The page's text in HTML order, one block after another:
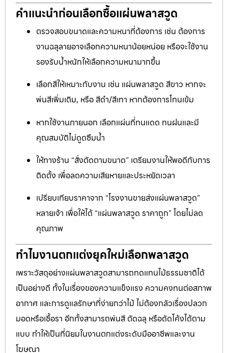
คำแนะนำก่อนเลือกซื้อแผ่นพลาสวูด
ตรวจสอบขนาดและความหนาที่ต้องการ เช่น ต้องการ
งานฉลุลายอาจเลือกความหนาน้อยหน่อย หรือจะใช้งาน
รองรับน้ำหนักให้เลือกความหนามากขึ้น
เลือกสีให้เหมาะกับงาน เช่น แผ่นพลาสวูด สีขาว หากจะ
พ่นสีเพิ่มเติม, หรือ สีดำ/สีเทา หากต้องการโทนเข้ม
หากใช้งานภายนอก เลือกแผ่นที่ทนแดด ทนฝนและมี
คุณสมบัติไม่ดูดซึมน้ำ
ให้ทางร้าน “สั่งตัดตามขนาด” เตรียมงานให้พอดีกับการ
ติดตั้ง เพื่อลดความเสียหายและประหยัดเวลา
เปรียบเทียบราคาจาก “โรงงานขายส่งแผ่นพลาสวูด”
หลายเจ้า เพื่อให้ได้ “แผ่นพลาสวูด ราคาถูก” โดยไม่ลด
คุณภาพ
ทำไมงานตกแต่งยุคใหม่เลือกพลาสวูด
เพราะวัสดุอย่างแผ่นพลาสวูดสามารถทดแทนไม้ธรรมชาติได้
เป็นอย่างดี ทั้งในเรื่องของความแข็งแรง ความคงทนต่อสภาพ
อากาศ และการดูแลรักษาที่ง่ายกว่าไม้ ไม่ต้องกลัวเรื่องปลวก
มอดหรือเชื้อรา อีกทั้งสามารถพ่นสี ตัดฉลุ หรือดัดโค้งได้ตาม
แบบ ทำให้เป็นที่นิยมในงานตกแต่งระดับมืออาชีพและงาน
โฆษณา